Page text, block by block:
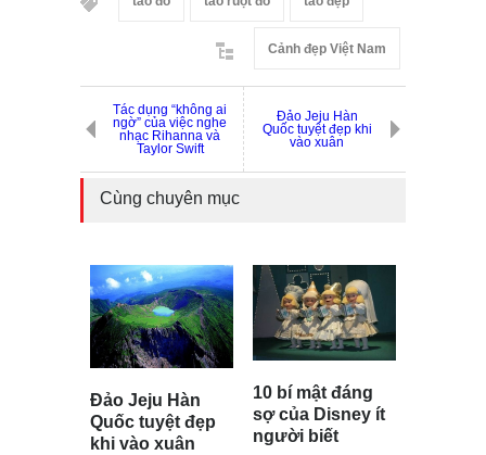
Cảnh đẹp Việt Nam
Tác dụng “không ai
ngờ” của việc nghe
nhạc Rihanna và
Taylor Swift
Đảo Jeju Hàn
Quốc tuyệt đẹp khi
vào xuân
Cùng chuyên mục
Đảo Jeju Hàn
Quốc tuyệt đẹp
khi vào xuân
10 bí mật đáng
sợ của Disney ít
người biết